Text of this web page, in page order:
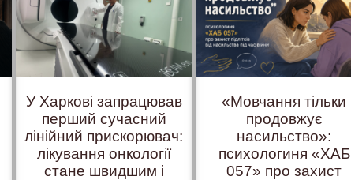
У Харкові запрацював
перший сучасний
лінійний прискорювач:
лікування онкології
стане швидшим і
«Мовчання тільки
продовжує
насильство»:
психологиня «ХАБ
057» про захист